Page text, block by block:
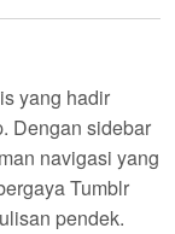
yang hadir
Dengan sidebar
navigasi yang
Tumblr
pendek.